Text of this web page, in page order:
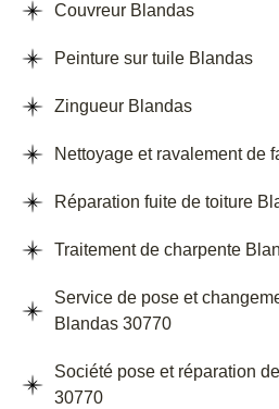
Couvreur Blandas
Peinture sur tuile Blandas
Zingueur Blandas
Nettoyage et ravalement de
Réparation fuite de toiture
Traitement de charpente
Service de pose et
Blandas 30770
Société pose et réparation
30770